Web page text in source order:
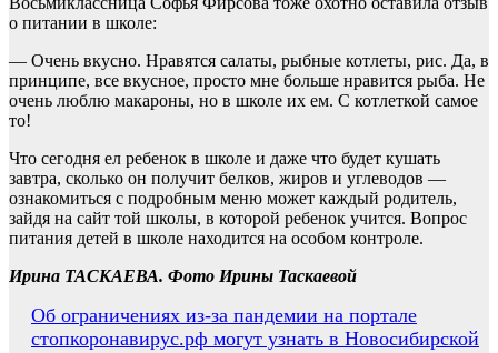
о питании в школе:
— Очень вкусно. Нравятся салаты, рыбные котлеты, рис. Да, в
принципе, все вкусное, просто мне больше нравится рыба. Не
очень люблю макароны, но в школе их ем. С котлеткой самое
то!
Что сегодня ел ребенок в школе и даже что будет кушать
завтра, сколько он получит белков, жиров и углеводов —
ознакомиться с подробным меню может каждый родитель,
зайдя на сайт той школы, в которой ребенок учится. Вопрос
питания детей в школе находится на особом контроле.
Ирина ТАСКАЕВА. Фото Ирины Таскаевой
Навигация
по
Об ограничениях из-за пандемии на портале
стопкоронавирус.рф могут узнать в Новосибирской